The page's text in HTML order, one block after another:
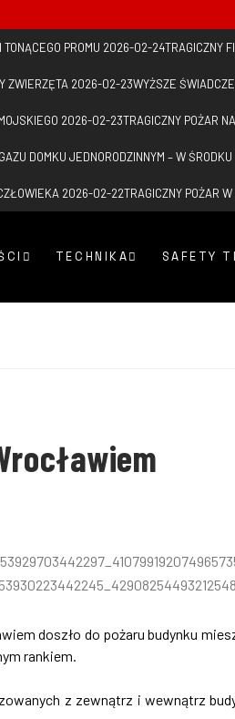
PROMU 2026-02-24TRAGICZNY
ZWIERZĘTA 2026-02-23WYŻSZE
2026-02-23TRAGICZNY POŻAR
DOMKU JEDNORODZINNYM – W
2026-02-22TRAGICZNY POŻAR
TECHNIKA SAFETY
doszło do pożaru budynku
rankiem.
z zewnątrz i wewnątrz